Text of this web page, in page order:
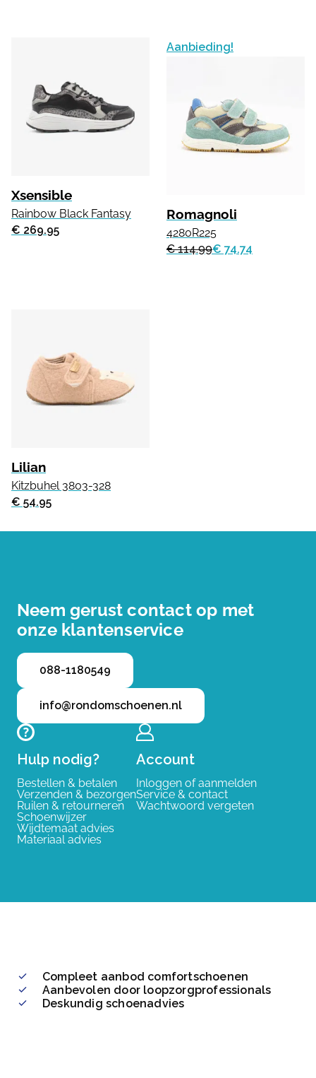
Xsensible
Rainbow Black Fantasy
€ 269.95
Aanbieding!
Romagnoli
4280R225
€ 114.99€ 74.74
Lilian
Kitzbuhel 3803-328
€ 54.95
Neem gerust contact op met
onze klantenservice
088-1180549
info@rondomschoenen.nl
Hulp nodig?
Bestellen & betalen
Verzenden & bezorgen
Ruilen & retourneren
Schoenwijzer
Wijdtemaat advies
Materiaal advies
Account
Inloggen of aanmelden
Service & contact
Wachtwoord vergeten
Compleet aanbod comfortschoenen
Aanbevolen door loopzorgprofessionals
Deskundig schoenadvies